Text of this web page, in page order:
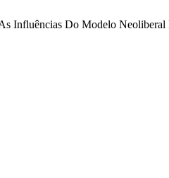
Influências Do Modelo Neoliberal